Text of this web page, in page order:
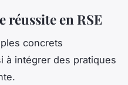
réussite en RSE
concrets
à intégrer des pratiques